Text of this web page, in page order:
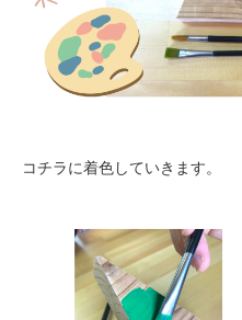
コチラに着色していきます。